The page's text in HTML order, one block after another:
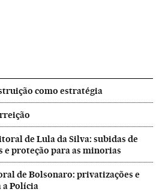
como estratégia
de Lula da Silva: subidas de
e proteção para as minorias
de Bolsonaro: privatizações e
Polícia